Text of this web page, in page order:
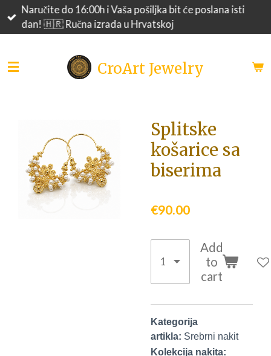
SkipNaručite do 16:00h i Vaša pošiljka bit će poslana isti
dan! 🇭🇷 Ručna izrada u Hrvatskoj
CroArt Jewelry
Splitske
košarice sa
biserima
€90.00
Add
to
cart
Kategorija
artikla: Srebrni nakit
Kolekcija nakita: